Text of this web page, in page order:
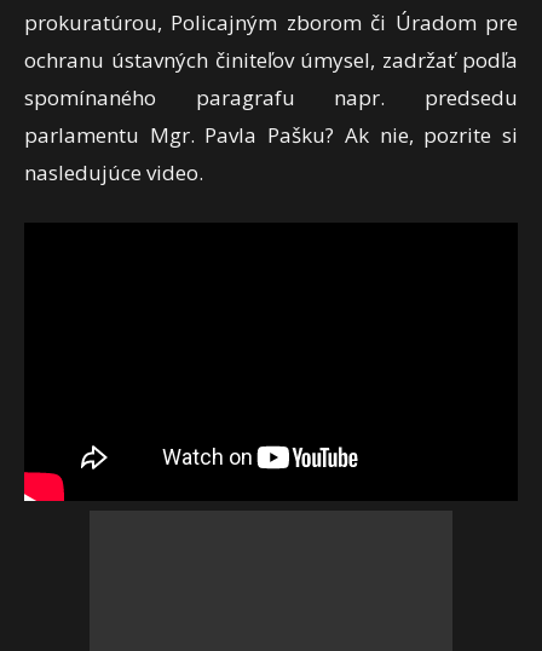
prokuratúrou, Policajným zborom či Úradom pre
ochranu ústavných činiteľov úmysel, zadržať podľa
spomínaného paragrafu napr. predsedu
parlamentu Mgr. Pavla Pašku? Ak nie, pozrite si
nasledujúce video.